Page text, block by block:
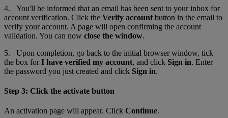
4. You'll be informed that an email has been sent to your inbox for
account verification. Click the Verify account button in the email to
verify your account. A page will open confirming the account
validation. You can now close the window.
5. Upon completion, go back to the initial browser window, tick
the box forI have verified my account, and click Sign in. Enter
the password you just created and click Sign in.
Step 3: Click the activate button
An activation page will appear. Click Continue.